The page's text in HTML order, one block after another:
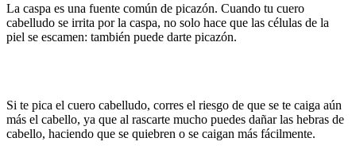
La caspa es una fuente común de picazón. Cuando tu cuero
cabelludo se irrita por la caspa, no solo hace que las células de la
piel se escamen: también puede darte picazón.
Si te pica el cuero cabelludo, corres el riesgo de que se te caiga aún
más el cabello, ya que al rascarte mucho puedes dañar las hebras de
cabello, haciendo que se quiebren o se caigan más fácilmente.